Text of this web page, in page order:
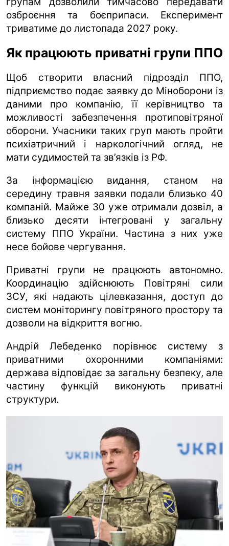
озброєння та боєприпаси. Експеримент
триватиме до листопада 2027 року.
Як працюють приватні групи ППО
Щоб створити власний підрозділ ППО,
підприємство подає заявку до Міноборони із
даними про компанію, її керівництво та
можливості забезпечення протиповітряної
оборони. Учасники таких груп мають пройти
психіатричний і наркологічний огляд, не
мати судимостей та зв’язків із РФ.
За інформацією видання, станом на
середину травня заявки подали близько 40
компаній. Майже 30 уже отримали дозвіл, а
близько десяти інтегровані у загальну
систему ППО України. Частина з них уже
несе бойове чергування.
Приватні групи не працюють автономно.
Координацію здійснюють Повітряні сили
ЗСУ, які надають цілевказання, доступ до
систем моніторингу повітряного простору та
дозволи на відкриття вогню.
Андрій Лебеденко порівнює систему з
приватними охоронними компаніями:
держава відповідає за загальну безпеку, але
частину функцій виконують приватні
структури.